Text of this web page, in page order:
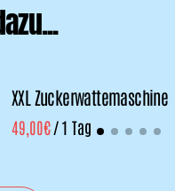
XXL Zuckerwattemaschine
/